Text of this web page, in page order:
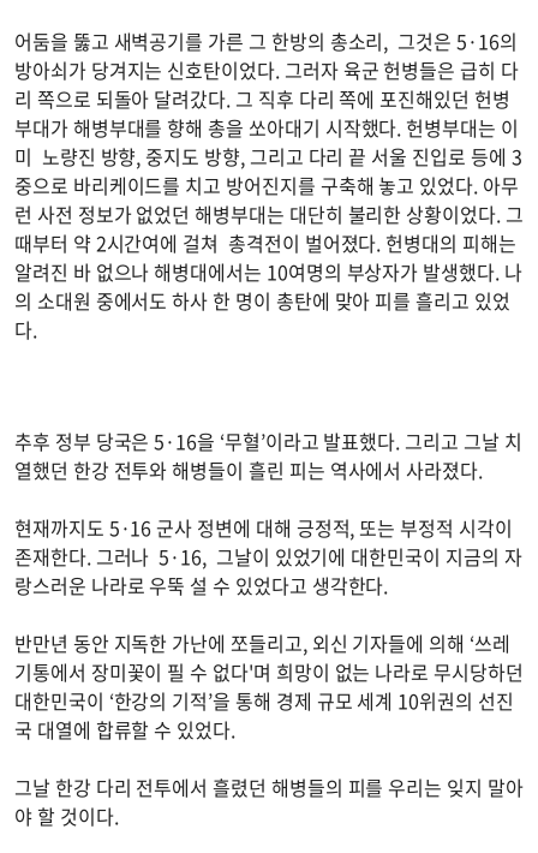
어둠을 뚫고 새벽공기를 가른 그 한방의 총소리, 그것은 5·16의
방아쇠가 당겨지는 신호탄이었다. 그러자 육군 헌병들은 급히 다
리 쪽으로 되돌아 달려갔다. 그 직후 다리 쪽에 포진해있던 헌병
부대가 해병부대를 향해 총을 쏘아대기 시작했다. 헌병부대는 이
미 노량진 방향, 중지도 방향, 그리고 다리 끝 서울 진입로 등에 3
중으로 바리케이드를 치고 방어진지를 구축해 놓고 있었다. 아무
런 사전 정보가 없었던 해병부대는 대단히 불리한 상황이었다. 그
때부터 약 2시간여에 걸쳐 총격전이 벌어졌다. 헌병대의 피해는
알려진 바 없으나 해병대에서는 10여명의 부상자가 발생했다. 나
의 소대원 중에서도 하사 한 명이 총탄에 맞아 피를 흘리고 있었
다.
추후 정부 당국은 5·16을 ‘무혈’이라고 발표했다. 그리고 그날 치
열했던 한강 전투와 해병들이 흘린 피는 역사에서 사라졌다.
현재까지도 5·16 군사 정변에 대해 긍정적, 또는 부정적 시각이
존재한다. 그러나 5·16, 그날이 있었기에 대한민국이 지금의 자
랑스러운 나라로 우뚝 설 수 있었다고 생각한다.
반만년 동안 지독한 가난에 쪼들리고, 외신 기자들에 의해 ‘쓰레
기통에서 장미꽃이 필 수 없다'며 희망이 없는 나라로 무시당하던
대한민국이 ‘한강의 기적’을 통해 경제 규모 세계 10위권의 선진
국 대열에 합류할 수 있었다.
그날 한강 다리 전투에서 흘렸던 해병들의 피를 우리는 잊지 말아
야 할 것이다.